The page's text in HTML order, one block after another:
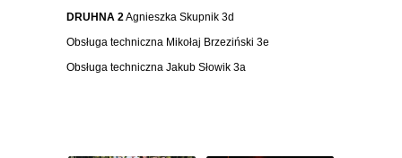
DRUHNA 2Agnieszka Skupnik 3d
Obsługa techniczna Mikołaj Brzeziński 3e
Obsługa techniczna Jakub Słowik 3a